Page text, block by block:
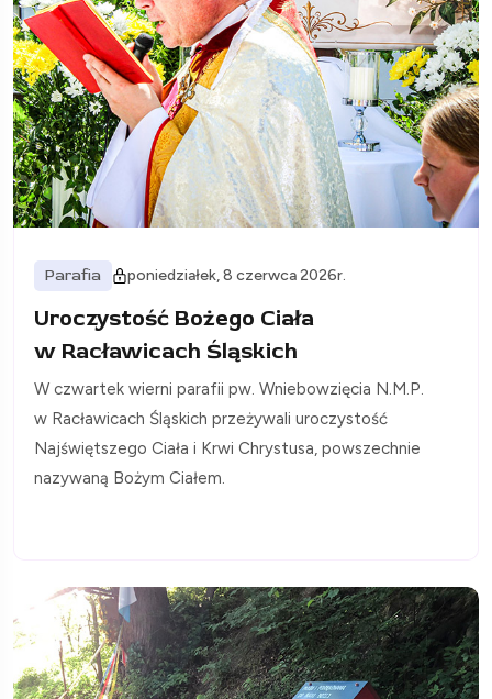
Parafia poniedziałek, 8 czerwca 2026r.
Uroczystość Bożego Ciała
w Racławicach Śląskich
W czwartek wierni parafii pw. Wniebowzięcia N.M.P.
w Racławicach Śląskich przeżywali uroczystość
Najświętszego Ciała i Krwi Chrystusa, powszechnie
nazywaną Bożym Ciałem.